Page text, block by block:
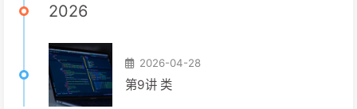
2026
2026-04-28
第9讲 类